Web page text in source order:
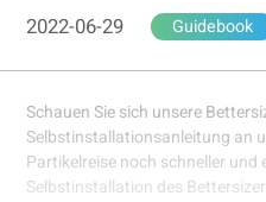
2022-06-29 Guidebook
Schauen Sie sich unsere
Selbstinstallationsanleitung an
Partikelreise noch schneller
Selbstinstallation des